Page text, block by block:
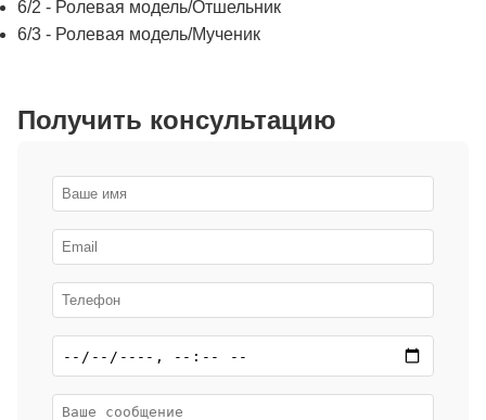
6/2 - Ролевая модель/Отшельник
6/3 - Ролевая модель/Мученик
Получить консультацию